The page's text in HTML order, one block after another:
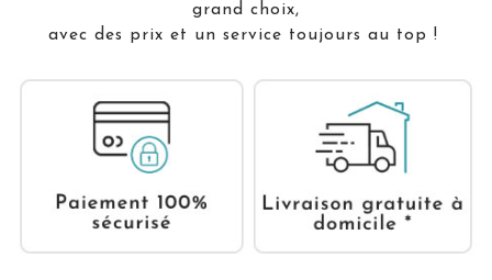
grand choix,
avec des prix et un service toujours au top !